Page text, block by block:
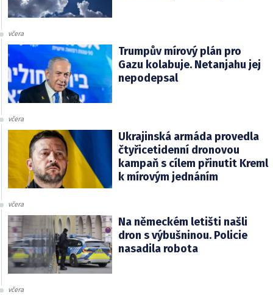
včera
Trumpův mírový plán pro
Gazu kolabuje. Netanjahu jej
nepodepsal
včera
Ukrajinská armáda provedla
čtyřicetidenní dronovou
kampaň s cílem přinutit Kreml
k mírovým jednáním
včera
Na německém letišti našli
dron s výbušninou. Policie
nasadila robota
včera